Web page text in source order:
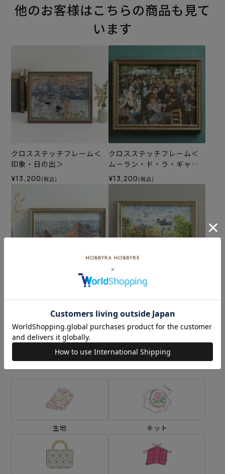
他のお客様はこちらの商品も見て
います
クロスステッチフレーム＜
印象・日の出＞
¥13,200 (税込)
クロスステッチフレーム＜
ムーラン・ド・ラ・ギャレ
ット＞
¥13,200 (税込)
積みわら、夏の終わり、朝
(税込)
アルジャントゥイユのモネ
の家（ダリアの咲く庭）＞
¥14,300(税込)
カテゴリーから探す
生地 キット